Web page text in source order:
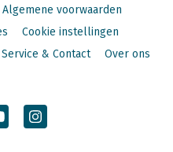
Algemene voorwaarden
Cookie instellingen
Service & Contact Over ons